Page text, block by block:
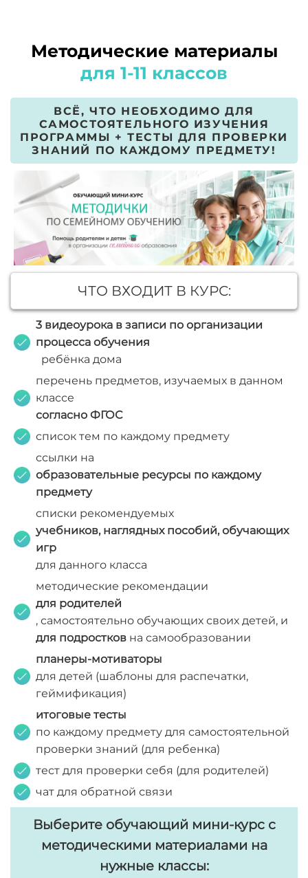
Методические материалы
для 1-11 классов
ВСЁ, ЧТО НЕОБХОДИМО ДЛЯ
САМОСТОЯТЕЛЬНОГО ИЗУЧЕНИЯ
ПРОГРАММЫ + ТЕСТЫ ДЛЯ ПРОВЕРКИ
ЗНАНИЙ ПО КАЖДОМУ ПРЕДМЕТУ!
ЧТО ВХОДИТ В КУРС:
3 видеоурока в записи по организации
процесса обучения
ребёнка дома
перечень предметов, изучаемых в данном
классе
согласно ФГОС
список тем по каждому предмету
ссылки на
образовательные ресурсы по каждому
предмету
списки рекомендуемых
учебников, наглядных пособий, обучающих
игр
для данного класса
методические рекомендации
для родителей
, самостоятельно обучающих своих детей, и
для подростков на самообразовании
планеры-мотиваторы
для детей (шаблоны для распечатки,
геймификация)
итоговые тесты
по каждому предмету для самостоятельной
проверки знаний (для ребенка)
тест для проверки себя (для родителей)
чат для обратной связи
Выберите обучающий мини-курс с
методическими материалами на
нужные классы: